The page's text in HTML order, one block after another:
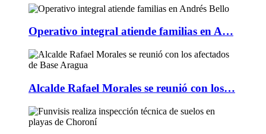
Operativo integral atiende familias en A…
Alcalde Rafael Morales se reunió con los…